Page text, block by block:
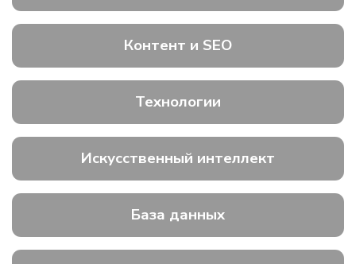
Контент и SEO
Технологии
Искусственный интеллект
База данных